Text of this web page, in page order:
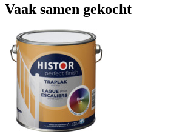
Vaak samen gekocht